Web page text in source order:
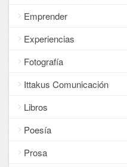
Emprender
Experiencias
Fotografía
Ittakus Comunicación
Libros
Poesía
Prosa